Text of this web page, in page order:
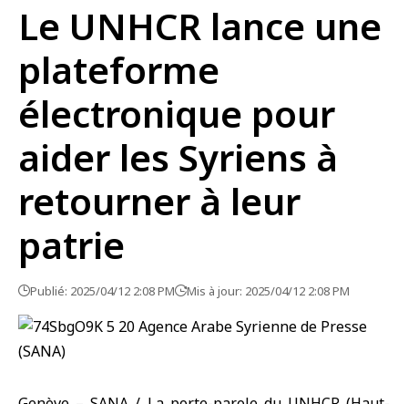
Le UNHCR lance une
plateforme
électronique pour
aider les Syriens à
retourner à leur
patrie
Publié: 2025/04/12 2:08 PM Mis à jour: 2025/04/12 2:08 PM